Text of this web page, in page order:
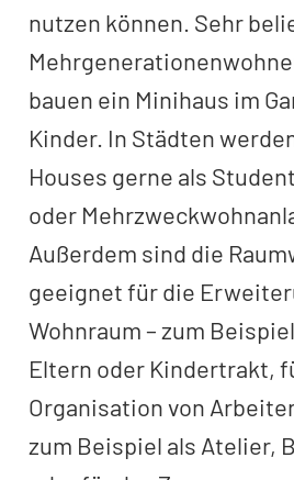
nutzen können. Sehr
bauen ein Minihaus im
Kinder. In Städten
Houses gerne als
oder
Außerdem sind die
geeignet für die
Wohnraum – zum
Eltern oder Kindertrakt,
Organisation von
zum Beispiel als Atelier,